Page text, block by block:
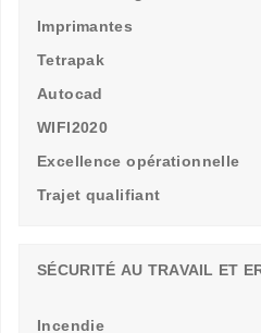
Imprimantes
Tetrapak
Autocad
WIFI2020
Excellence opérationnelle
Trajet qualifiant
SÉCURITÉ AU TRAVAIL ET
Incendie